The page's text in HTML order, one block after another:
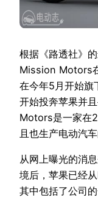
根据《路透社》
Mission Motors
在今年5月开始旗
开始投奔苹果并
Motors是一家在
且也生产电动汽车
从网上曝光的消
境后，苹果已经
其中包括了公司